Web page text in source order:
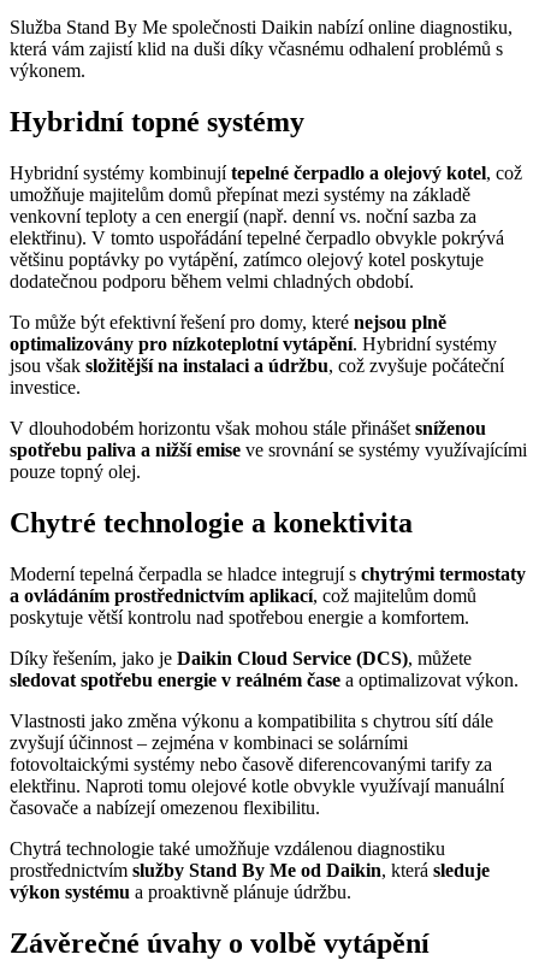
Služba Stand By Me společnosti Daikin nabízí online diagnostiku,
která vám zajistí klid na duši díky včasnému odhalení problémů s
výkonem.
Hybridní topné systémy
Hybridní systémy kombinujítepelné čerpadlo a olejový kotel, což
umožňuje majitelům domů přepínat mezi systémy na základě
venkovní teploty a cen energií (např. denní vs. noční sazba za
elektřinu). V tomto uspořádání tepelné čerpadlo obvykle pokrývá
většinu poptávky po vytápění, zatímco olejový kotel poskytuje
dodatečnou podporu během velmi chladných období.
To může být efektivní řešení pro domy, které nejsou plně
optimalizovány pro nízkoteplotní vytápění. Hybridní systémy
jsou však složitější na instalaci a údržbu, což zvyšuje počáteční
investice.
V dlouhodobém horizontu však mohou stále přinášet sníženou
spotřebu paliva a nižší emise ve srovnání se systémy využívajícími
pouze topný olej.
Chytré technologie a konektivita
Moderní tepelná čerpadla se hladce integrují s chytrými termostaty
a ovládáním prostřednictvím aplikací, což majitelům domů
poskytuje větší kontrolu nad spotřebou energie a komfortem.
Díky řešením, jako je Daikin Cloud Service (DCS), můžete
sledovat spotřebu energie v reálném čase a optimalizovat výkon.
Vlastnosti jako změna výkonu a kompatibilita s chytrou sítí dále
zvyšují účinnost – zejména v kombinaci se solárními
fotovoltaickými systémy nebo časově diferencovanými tarify za
elektřinu. Naproti tomu olejové kotle obvykle využívají manuální
časovače a nabízejí omezenou flexibilitu.
Chytrá technologie také umožňuje vzdálenou diagnostiku
prostřednictvím služby Stand By Me od Daikin, která sleduje
výkon systému a proaktivně plánuje údržbu.
Závěrečné úvahy o volbě vytápění